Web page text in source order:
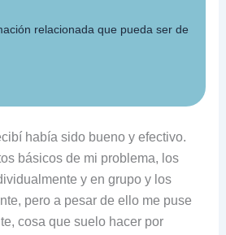
relacionada que pueda ser de
había sido bueno y efectivo.
básicos de mi problema, los
y en grupo y los
pero a pesar de ello me puse
cosa que suelo hacer por